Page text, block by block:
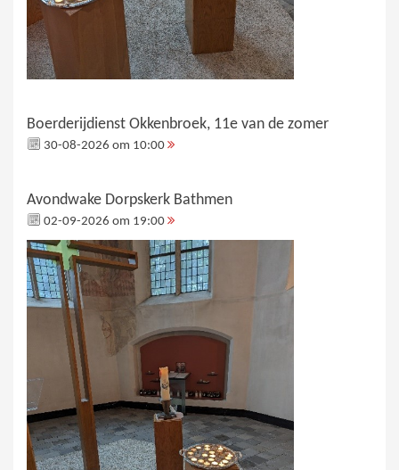
Boerderijdienst Okkenbroek, 11e van de zomer
30-08-2026 om 10:00
Avondwake Dorpskerk Bathmen
02-09-2026 om 19:00